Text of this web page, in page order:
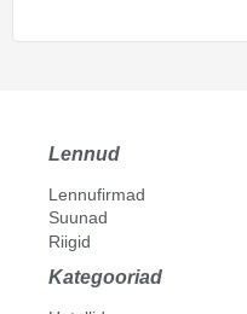
Lennud
Lennufirmad
Suunad
Riigid
Kategooriad